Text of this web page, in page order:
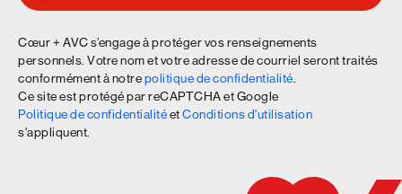
Cœur + AVC s’engage à protéger vos renseignements
personnels. Votre nom et votre adresse de courriel seront traités
conformément à notrepolitique de confidentialité
Ce site est protégé par reCAPTCHA et Google
Politique de confidentialitéetConditions d'utilisation
s'appliquent.